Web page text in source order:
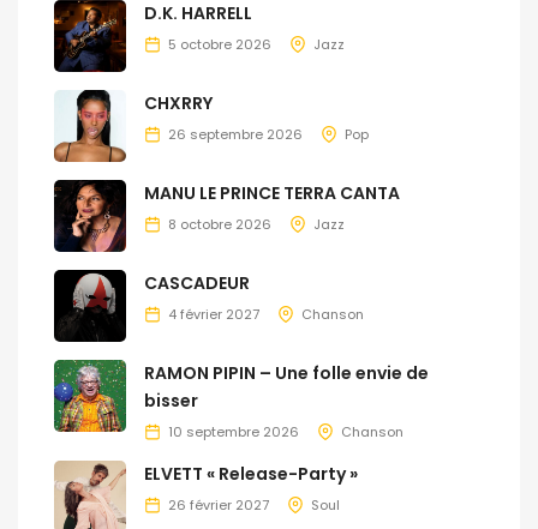
D.K. HARRELL
5 octobre 2026 Jazz
CHXRRY
26 septembre 2026 Pop
MANU LE PRINCE TERRA CANTA
8 octobre 2026 Jazz
CASCADEUR
4 février 2027 Chanson
RAMON PIPIN – Une folle envie de
bisser
10 septembre 2026 Chanson
ELVETT « Release-Party »
26 février 2027 Soul